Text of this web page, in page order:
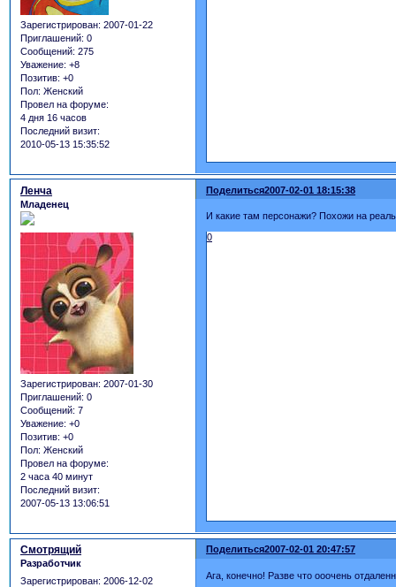
Зарегистрирован: 2007-01-22
Приглашений: 0
Сообщений: 275
Уважение: +8
Позитив: +0
Пол: Женский
Провел на форуме:
4 дня 16 часов
Последний визит:
2010-05-13 15:35:52
Поделиться2007-02-01 18:15:38
Ленча
Младенец
Зарегистрирован: 2007-01-30
Приглашений: 0
Сообщений: 7
Уважение: +0
Позитив: +0
Пол: Женский
Провел на форуме:
2 часа 40 минут
Последний визит:
2007-05-13 13:06:51
И какие там персонажи? Похожи на
0
Поделиться2007-02-01 20:47:57
Смотрящий
Разработчик
Зарегистрирован: 2006-12-02
Ага, конечно! Разве что ооочень